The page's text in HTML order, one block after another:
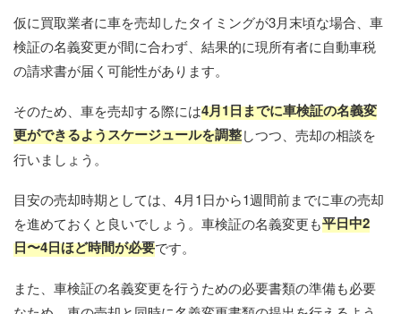
仮に買取業者に車を売却したタイミングが3月末頃な場合、車
検証の名義変更が間に合わず、結果的に現所有者に自動車税
の請求書が届く可能性があります。
そのため、車を売却する際には4月1日までに車検証の名義変
更ができるようスケージュールを調整しつつ、売却の相談を
行いましょう。
目安の売却時期としては、4月1日から1週間前までに車の売却
を進めておくと良いでしょう。車検証の名義変更も平日中2
日〜4日ほど時間が必要です。
また、車検証の名義変更を行うための必要書類の準備も必要